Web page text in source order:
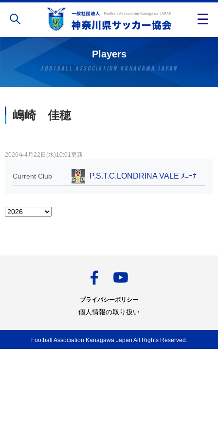
Players
嶋崎 佳穂
2026年4月22日(水)10:01更新
Current Club P.S.T.C.LONDRINA VALE ﾒﾆｰﾅ
プライバシーポリシー
個人情報の取り扱い
Football Association Kanagawa Japan All Rights Reserved.